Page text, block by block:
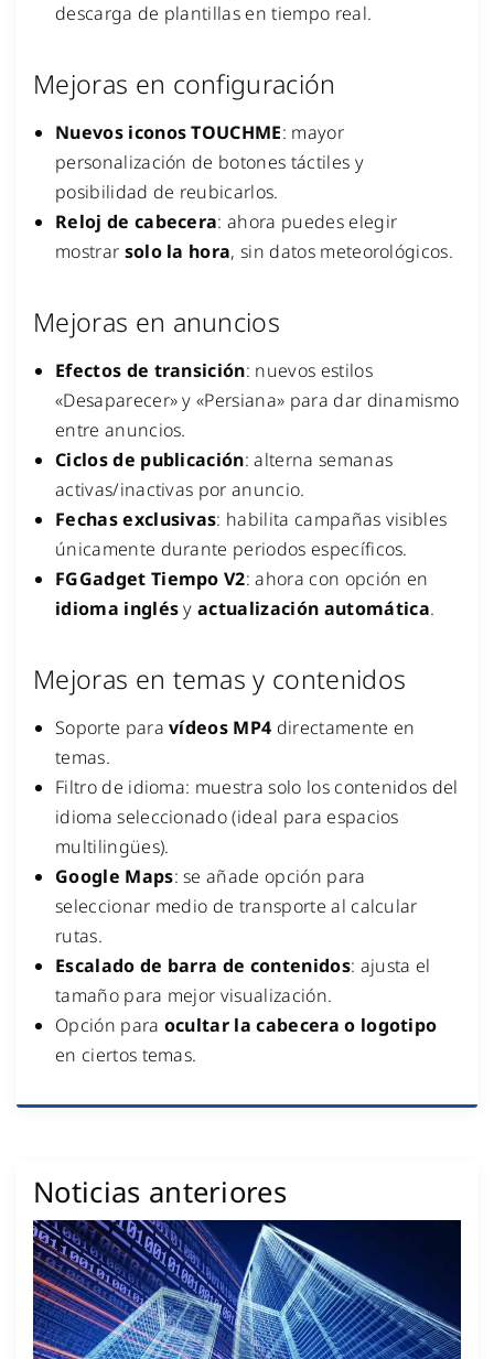
descarga de plantillas en tiempo real.
Mejoras en configuración
Nuevos iconos TOUCHME: mayor
personalización de botones táctiles y
posibilidad de reubicarlos.
Reloj de cabecera: ahora puedes elegir
mostrar solo la hora, sin datos meteorológicos.
Mejoras en anuncios
Efectos de transición: nuevos estilos
«Desaparecer» y «Persiana» para dar dinamismo
entre anuncios.
Ciclos de publicación: alterna semanas
activas/inactivas por anuncio.
Fechas exclusivas: habilita campañas visibles
únicamente durante periodos específicos.
FGGadget Tiempo V2: ahora con opción en
idioma inglésyactualización automática.
Mejoras en temas y contenidos
Soporte paravídeos MP4 directamente en
temas.
Filtro de idioma: muestra solo los contenidos del
idioma seleccionado (ideal para espacios
multilingües).
Google Maps: se añade opción para
seleccionar medio de transporte al calcular
rutas.
Escalado de barra de contenidos: ajusta el
tamaño para mejor visualización.
Opción para ocultar la cabecera o logotipo
en ciertos temas.
Noticias anteriores